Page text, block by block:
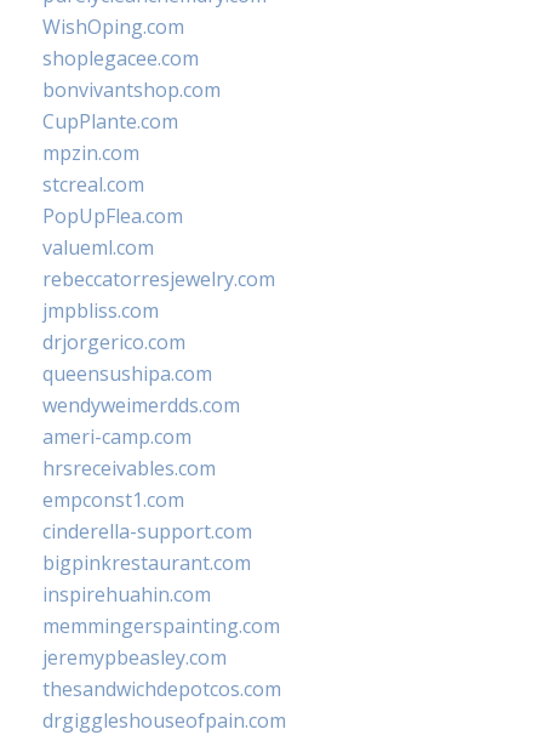
WishOping.com
shoplegacee.com
bonvivantshop.com
CupPlante.com
mpzin.com
stcreal.com
PopUpFlea.com
valueml.com
rebeccatorresjewelry.com
jmpbliss.com
drjorgerico.com
queensushipa.com
wendyweimerdds.com
ameri-camp.com
hrsreceivables.com
empconst1.com
cinderella-support.com
bigpinkrestaurant.com
inspirehuahin.com
memmingerspainting.com
jeremypbeasley.com
thesandwichdepotcos.com
drgiggleshouseofpain.com